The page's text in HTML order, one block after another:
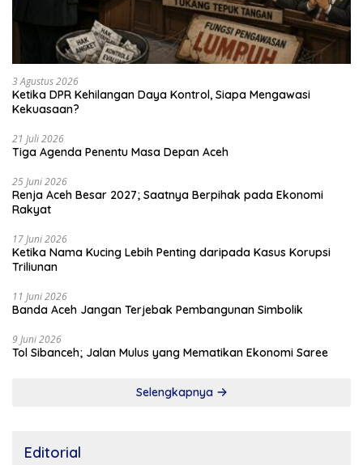
3 Agustus 2026
Ketika DPR Kehilangan Daya Kontrol, Siapa Mengawasi
Kekuasaan?
21 Juli 2026
Tiga Agenda Penentu Masa Depan Aceh
25 Juni 2026
Renja Aceh Besar 2027; Saatnya Berpihak pada Ekonomi
Rakyat
17 Juni 2026
Ketika Nama Kucing Lebih Penting daripada Kasus Korupsi
Triliunan
11 Juni 2026
Banda Aceh Jangan Terjebak Pembangunan Simbolik
9 Juni 2026
Tol Sibanceh; Jalan Mulus yang Mematikan Ekonomi Saree
Selengkapnya
Editorial